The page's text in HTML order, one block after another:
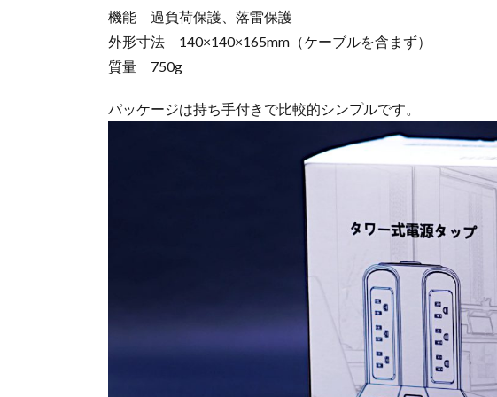
機能 過負荷保護、落雷保護
外形寸法 140×140×165mm（ケーブルを含まず）
質量 750g
パッケージは持ち手付きで比較的シンプルです。